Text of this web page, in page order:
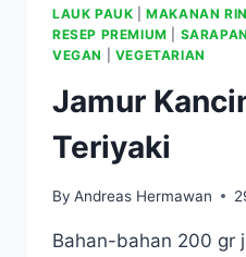
LAUK PAUK |MAKANAN
RESEP PREMIUM
SARAPAN
VEGAN
VEGETARIAN
Jamur
Teriyaki
By Andreas Hermawan
Bahan-bahan 200 gr